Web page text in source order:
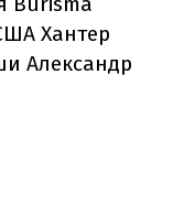
Хантер
Александр